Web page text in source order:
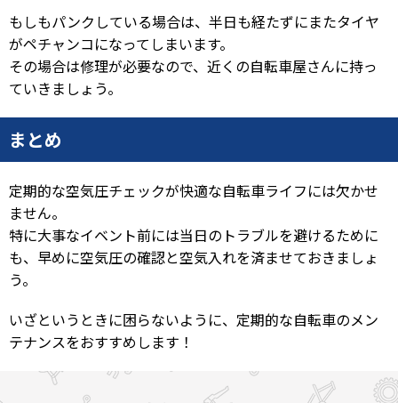
もしもパンクしている場合は、半日も経たずにまたタイヤ
がペチャンコになってしまいます。
その場合は修理が必要なので、近くの自転車屋さんに持っ
ていきましょう。
まとめ
定期的な空気圧チェックが快適な自転車ライフには欠かせ
ません。
特に大事なイベント前には当日のトラブルを避けるために
も、早めに空気圧の確認と空気入れを済ませておきましょ
う。
いざというときに困らないように、定期的な自転車のメン
テナンスをおすすめします！